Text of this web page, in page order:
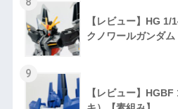
【レビュー】HG 1/
クノワールガンダム
9
【レビュー】